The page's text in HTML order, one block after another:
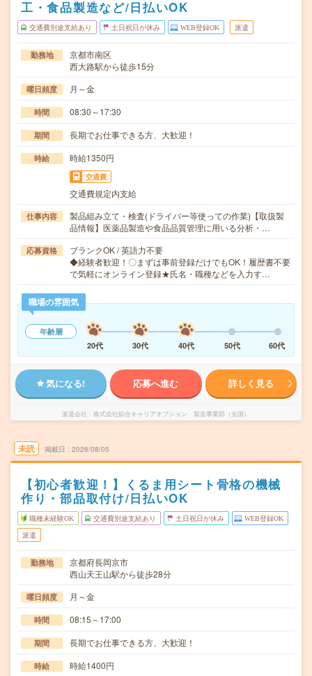
工・食品製造など/日払いOK
交通費別途支給あり 土日祝日が休み WEB登録OK 派遣
勤務地
京都市南区
西大路駅から徒歩15分
曜日頻度 月～金
時間 08:30～17:30
期間 長期でお仕事できる方、大歓迎！
時給 時給1350円
交通費
交通費規定内支給
仕事内容
製品組み立て・検査(ドライバー等使っての作業)【取扱製
品情報】医薬品製造や食品品質管理に用いる分析・…
応募資格
ブランクOK / 英語力不要
◆経験者歓迎！〇まずは事前登録だけでもOK！履歴書不要
で気軽にオンライン登録★氏名・職種などを入力す…
職場の雰囲気
年齢層
20代
30代 40代 50代 60代
気になる! 応募へ進む 詳しく見る
派遣会社 株式会社綜合キャリアオプション 製造事業部（全国）
未読 掲載日 2026/08/05
【初心者歓迎！】くるま用シート骨格の機械
作り・部品取付け/日払いOK
職種未経験OK 交通費別途支給あり 土日祝日が休み WEB登録OK
派遣
勤務地
京都府長岡京市
西山天王山駅から徒歩28分
曜日頻度 月～金
時間 08:15～17:00
期間 長期でお仕事できる方、大歓迎！
時給 時給1400円